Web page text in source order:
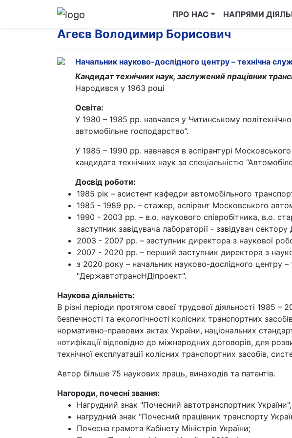
ПРО НАС НАПРЯМИ
Агеєв Володимир Борисович
Начальник науково-дослідного центру – технічна
Кандидат технічних наук, заслужений працівник
Народився у 1963 році
Освіта:
У 1980 – 1985 рр. навчався у Читинському
автомобільне господарство”.
У 1985 – 1990 рр. навчався в аспірантурі
кандидата технічних наук за спеціальністю
Досвід роботи:
1985 рік – асистент кафедри автомобільного
1985 - 1989 рр. – стажер, аспірант Московського
1990 - 2003 рр. – в.о. наукового співробітника, в.о.
заступник завідувача лабораторії - завідувач
2003 - 2007 рр. – заступник директора з наукової
2007 - 2020 рр. – перший заступник директора з
з 2020 року – начальник науково-дослідного центру
"ДержавтотрансНДІпроект".
Наукова діяльність:
В різні періоди протягом своєї трудової діяльності 1985
безпечності та екологічності колісних транспортних
нормативно-правових актах України, національних
нотифікації відповідно до міжнародних договорів, для
технічної експлуатації колісних транспортних засобів,
Автор більше 75 наукових праць, винаходів та патентів.
Нагороди, почесні звання:
Нагрудний знак "Почесний автотранспортник
нагрудний знак "Почесний працівник транспорту
Почесна грамота Кабінету Міністрів України;